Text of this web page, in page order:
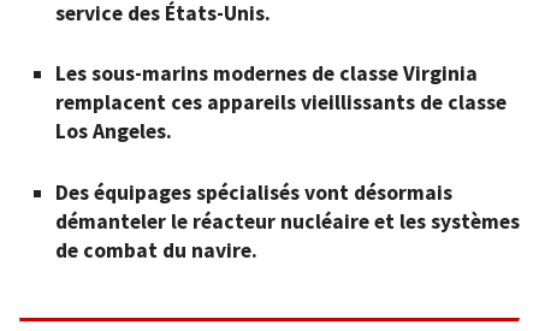
service des États-Unis.
Les sous-marins modernes de classe Virginia
remplacent ces appareils vieillissants de classe
Los Angeles.
Des équipages spécialisés vont désormais
démanteler le réacteur nucléaire et les systèmes
de combat du navire.